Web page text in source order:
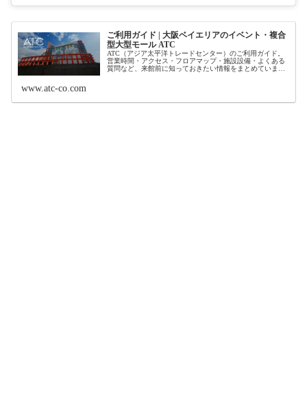
ご利用ガイド | 大阪ベイエリアのイベント・複合
型大型モール ATC
ATC（アジア太平洋トレードセンター）のご利用ガイド。
営業時間・アクセス・フロアマップ・施設設備・よくある
質問など、来館前に知っておきたい情報をまとめていま
www.atc-co.com